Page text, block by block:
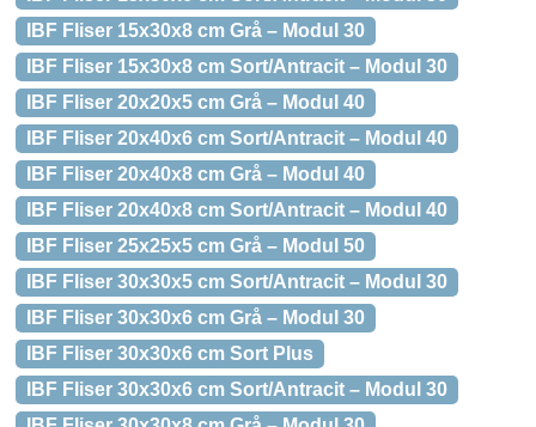
IBF Fliser 15x30x8 cm Grå – Modul 30
IBF Fliser 15x30x8 cm Sort/Antracit – Modul 30
IBF Fliser 20x20x5 cm Grå – Modul 40
IBF Fliser 20x40x6 cm Sort/Antracit – Modul 40
IBF Fliser 20x40x8 cm Grå – Modul 40
IBF Fliser 20x40x8 cm Sort/Antracit – Modul 40
IBF Fliser 25x25x5 cm Grå – Modul 50
IBF Fliser 30x30x5 cm Sort/Antracit – Modul 30
IBF Fliser 30x30x6 cm Grå – Modul 30
IBF Fliser 30x30x6 cm Sort Plus
IBF Fliser 30x30x6 cm Sort/Antracit – Modul 30